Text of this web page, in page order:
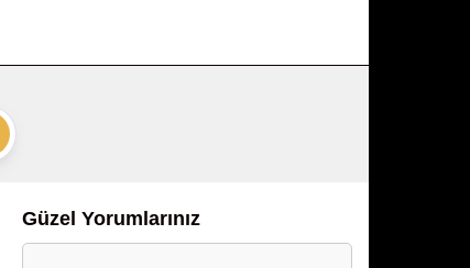
Güzel Yorumlarınız